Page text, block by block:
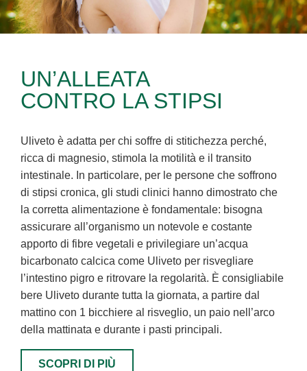
UN’ALLEATA
CONTRO LA STIPSI
Uliveto è adatta per chi soffre di stitichezza perché,
ricca di magnesio, stimola la motilità e il transito
intestinale. In particolare, per le persone che soffrono
di stipsi cronica, gli studi clinici hanno dimostrato che
la corretta alimentazione è fondamentale: bisogna
assicurare all’organismo un notevole e costante
apporto di fibre vegetali e privilegiare un’acqua
bicarbonato calcica come Uliveto per risvegliare
l’intestino pigro e ritrovare la regolarità. È consigliabile
bere Uliveto durante tutta la giornata, a partire dal
mattino con 1 bicchiere al risveglio, un paio nell’arco
della mattinata e durante i pasti principali.
SCOPRI DI PIÙ